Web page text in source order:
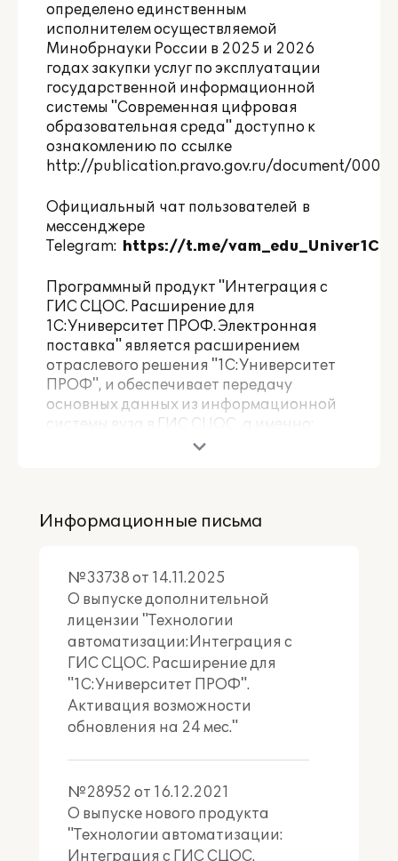
определено единственным
исполнителем осуществляемой
Минобрнауки России в 2025 и 2026
годах закупки услуг по эксплуатации
государственной информационной
системы "Современная цифровая
образовательная среда" доступно к
ознакомлению по ссылке
http://publication.pravo.gov.ru/document/
Официальный чат пользователей в
мессенджере
Telegram: https://t.me/vam_edu_Univer1C
Программный продукт "Интеграция с
ГИС СЦОС. Расширение для
1С:Университет ПРОФ. Электронная
поставка" является расширением
отраслевого решения "1С:Университет
ПРОФ", и обеспечивает передачу
основных данных из информационной
системы вуза в ГИС СЦОС, а именно:
Информацию о дисциплинах
Связь учебных планов и студентов
Сведения об успеваемости (оценках)
студентов
Движение контингента (зачисление,
отчисление, академический отпуск и
пр.)
Подробная
id=28952
Подробное описание
Информационные письма
№33738 от 14.11.2025
О выпуске дополнительной
лицензии "Технологии
автоматизации:Интеграция с
ГИС СЦОС. Расширение для
"1С:Университет ПРОФ".
Активация возможности
обновления на 24 мес."
№28952 от 16.12.2021
О выпуске нового продукта
"Технологии автоматизации:
Интеграция с ГИС СЦОС.